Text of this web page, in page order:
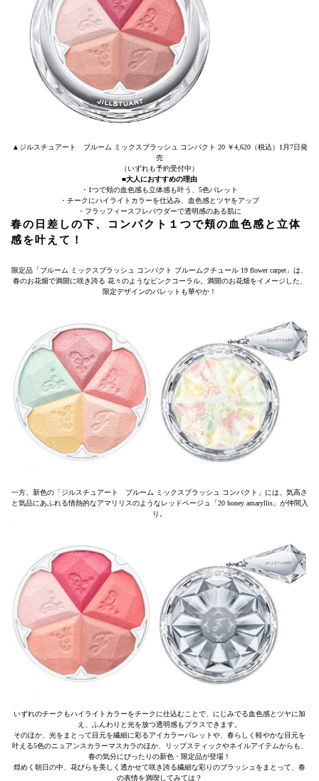
▲ジルスチュアート ブルーム ミックスブラッシュ コンパクト 20 ￥4,620（税込）1月7日発
売
（いずれも予約受付中）
■大人におすすめの理由
・1つで頬の血色感も立体感も叶う、5色パレット
・チークにハイライトカラーを仕込み、血色感とツヤをアップ
・フラッフィースフレパウダーで透明感のある肌に
春の日差しの下、コンパクト１つで頬の血色感と立体
感を叶えて！
限定品「ブルーム ミックスブラッシュ コンパクト ブルームクチュール 19 flower carpet」は、
春のお花畑で満開に咲き誇る 花々のようなピンクコーラル。満開のお花畑をイメージした、
限定デザインのパレットも華やか！
一方、新色の「ジルスチュアート ブルーム ミックスブラッシュ コンパクト」には、気高さ
と気品にあふれる情熱的なアマリリスのようなレッドベージュ「20 honey amaryllis」が仲間入
り。
いずれのチークもハイライトカラーをチークに仕込むことで、にじみでる血色感とツヤに加
え、ふんわりと光を放つ透明感もプラスできます。
そのほか、光をまとって目元を繊細に彩るアイカラーパレットや、春らしく軽やかな目元を
叶える5色のニュアンスカラーマスカラのほか、リップスティックやネイルアイテムからも、
春の気分にぴったりの新色・限定品が登場！
煌めく朝日の中、花びらを美しく透かせて咲き誇る繊細な彩りのブラッシュをまとって、春
の表情を満喫してみては？